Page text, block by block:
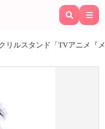
リルスタンド「TVアニメ『